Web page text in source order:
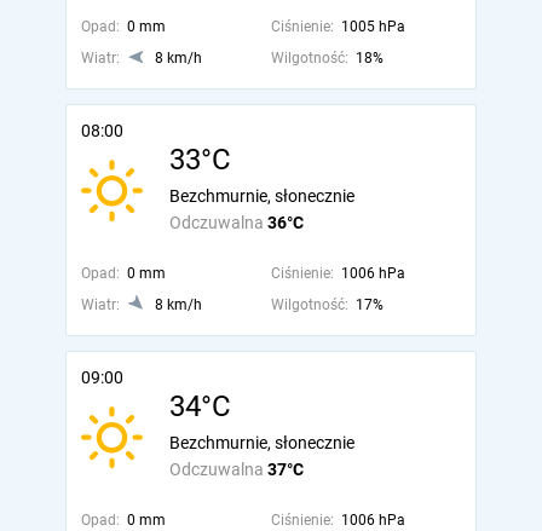
Opad: 0 mm Ciśnienie: 1005 hPa
Wiatr:
8 km/h Wilgotność: 18%
08:00
33°C
Odczuwalna 36°C
Bezchmurnie, słonecznie
Opad: 0 mm Ciśnienie: 1006 hPa
Wiatr:
8 km/h Wilgotność: 17%
09:00
34°C
Odczuwalna 37°C
Bezchmurnie, słonecznie
Opad: 0 mm Ciśnienie: 1006 hPa